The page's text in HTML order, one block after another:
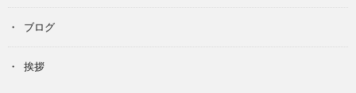
ブログ
挨拶